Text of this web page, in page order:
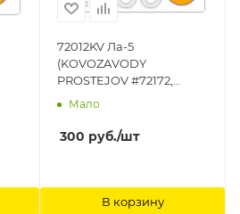
72012KV Ла-5
(KOVOZAVODY
PROSTEJOV #72172,
#72173, #72194) + маски
Models
Мало
300 руб./шт
В корзину